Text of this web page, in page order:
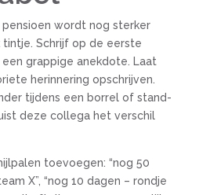
pensioen wordt nog sterker
Schrijf op de eerste
grappige anekdote. Laat
herinnering opschrijven.
tijdens een borrel of stand-
deze collega het verschil
toevoegen: “nog 50
X”, “nog 10 dagen – rondje